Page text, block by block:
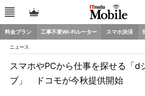
料金プラン 工事不要Wi-Fiルーター スマホ決済
ニュース
スマホやPCから仕事を探せる「d
ブ」 ドコモが今秋提供開始